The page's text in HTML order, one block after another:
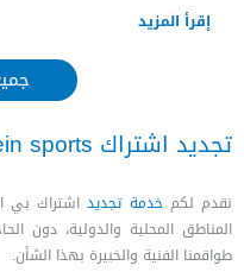
إقرأ المزيد
تجديد اشتراك bein sports
نقدم لكمخدمة تجديداشتراك بي
المناطق المحلية والدولية، دون
طواقمنا الفنية والخبيرة بهذا الشأن.